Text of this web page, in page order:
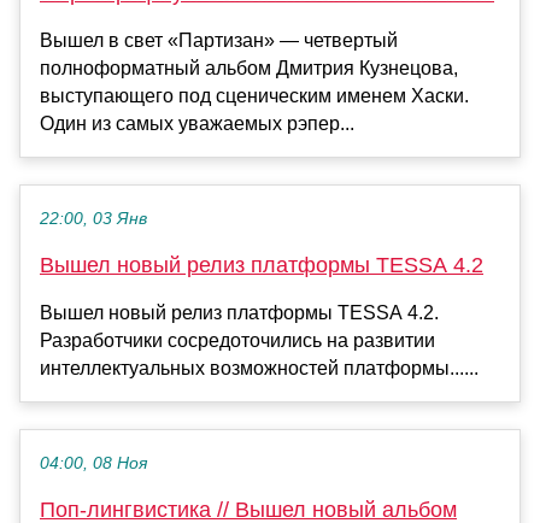
Вышел в свет «Партизан» — четвертый
полноформатный альбом Дмитрия Кузнецова,
выступающего под сценическим именем Хаски.
Один из самых уважаемых рэпер...
22:00, 03 Янв
Вышел новый релиз платформы TESSA 4.2
Вышел новый релиз платформы TESSA 4.2.
Разработчики сосредоточились на развитии
интеллектуальных возможностей платформы......
04:00, 08 Ноя
Поп-лингвистика // Вышел новый альбом